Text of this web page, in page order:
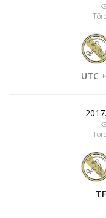
UTC